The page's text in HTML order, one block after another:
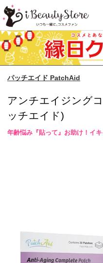
パッチエイド PatchAid
アンチエイジング
ッチエイド)
年齢悩み『貼って』お助け！イ